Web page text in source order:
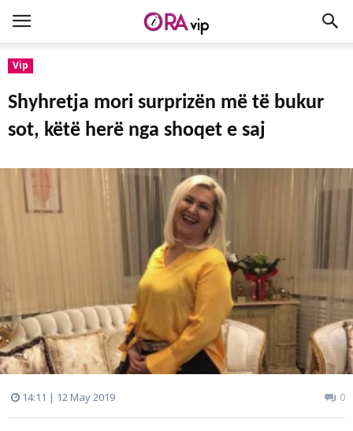
Vip
Shyhretja mori surprizën më të bukur
sot, këtë herë nga shoqet e saj
14:11 | 12 May 2019 0